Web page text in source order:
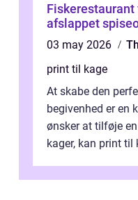
Fiskerestaurant frisk fisk, havudsigt og
afslappet
03 may 2026
print til kage
At skabe den
begivenhed er en
ønsker at tilføje
kager, kan print